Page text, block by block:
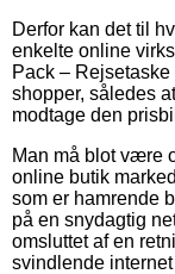
Derfor kan det til
enkelte online
Pack –
shopper, således
modtage den
Man må blot være
online butik
som er hamrende
på en snydagtig
omsluttet af en
svindlende internet